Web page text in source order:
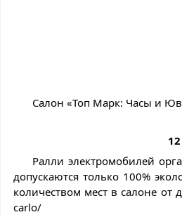
Салон «Топ Марк: Часы и
Ралли электромобилей
допускаются только 100%
количеством мест в салоне от
carlo/